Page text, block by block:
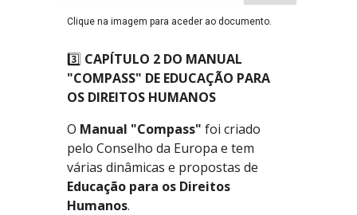
Clique na imagem para aceder ao documento.
3️⃣ CAPÍTULO 2 DO MANUAL
"COMPASS" DE EDUCAÇÃO PARA
OS DIREITOS HUMANOS
O Manual "Compass" foi criado
pelo Conselho da Europa e tem
várias dinâmicas e propostas de
Educação para os Direitos
Humanos.